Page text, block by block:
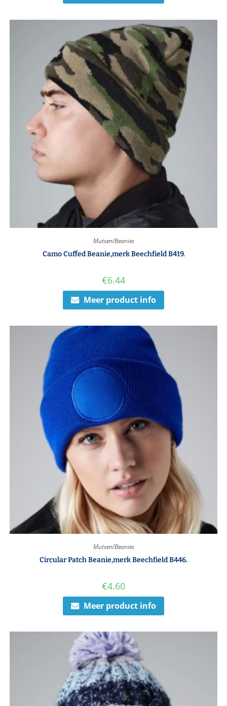
Mutsen/Beanies
Camo Cuffed Beanie,merk Beechfield B419.
€6.44
Meer product info
Mutsen/Beanies
Circular Patch Beanie,merk Beechfield B446.
€4.60
Meer product info